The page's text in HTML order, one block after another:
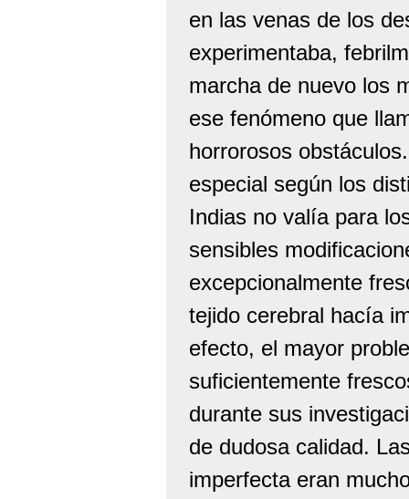
en las venas de los
experimentaba,
marcha de nuevo los
ese fenómeno que
horrorosos
especial según los
Indias no valía para
sensibles
excepcionalmente
tejido cerebral hacía
efecto, el mayor
suficientemente
durante sus
de dudosa calidad.
imperfecta eran